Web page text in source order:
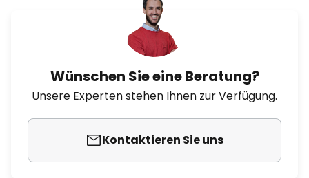
Wünschen Sie eine Beratung?
Unsere Experten stehen Ihnen zur Verfügung.
Kontaktieren Sie uns